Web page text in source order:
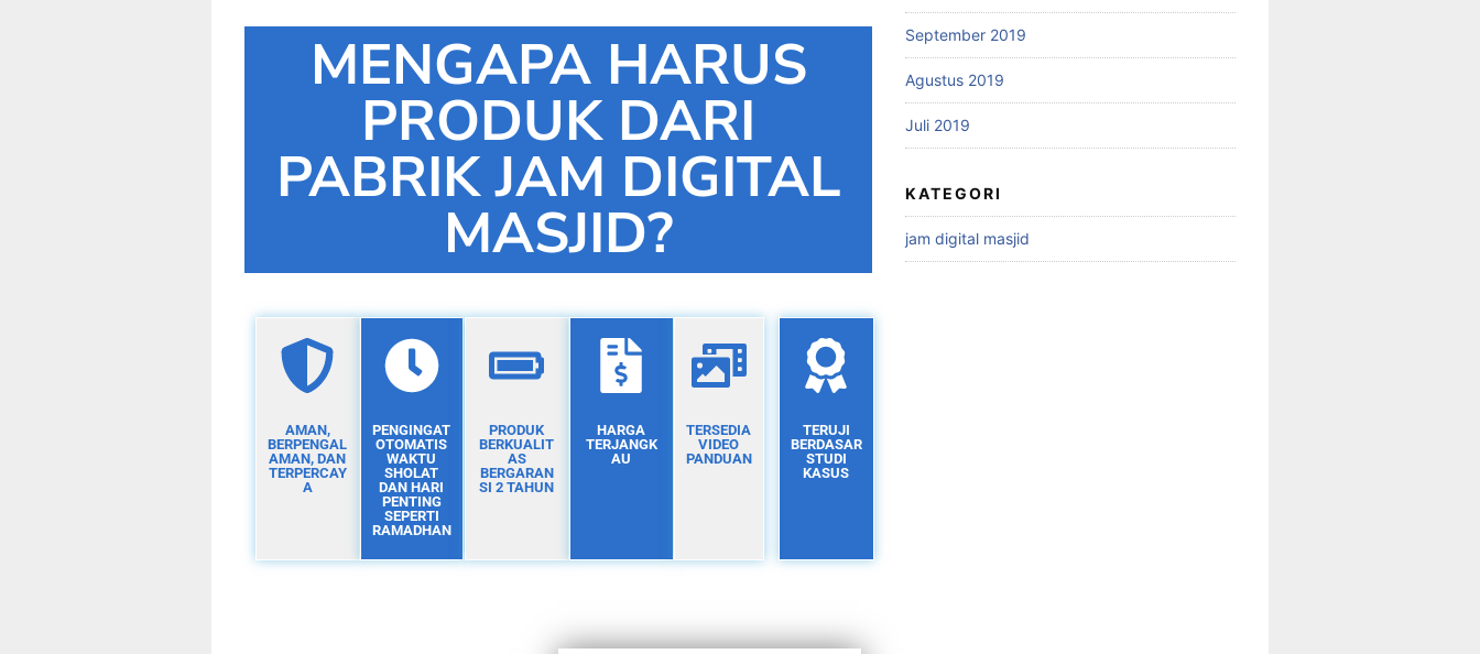
MENGAPA HARUS
PRODUK DARI
PABRIK JAM DIGITAL
MASJID?
AMAN,
BERPENGAL
AMAN, DAN
TERPERCAY
A
PENGINGAT
OTOMATIS
WAKTU
SHOLAT
DAN HARI
PENTING
SEPERTI
RAMADHAN
PRODUK
BERKUALIT
AS
BERGARAN
SI 2 TAHUN
HARGA
TERJANGK
AU
TERSEDIA
VIDEO
PANDUAN
TERUJI
BERDASAR
STUDI
KASUS
September 2019
Agustus 2019
Juli 2019
KATEGORI
jam digital masjid